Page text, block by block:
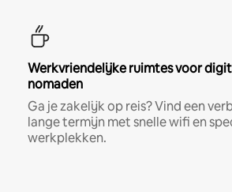
Werkvriendelijke ruimtes voor
nomaden
Ga je zakelijk op reis? Vind een
lange termijn met snelle wifi en
werkplekken.